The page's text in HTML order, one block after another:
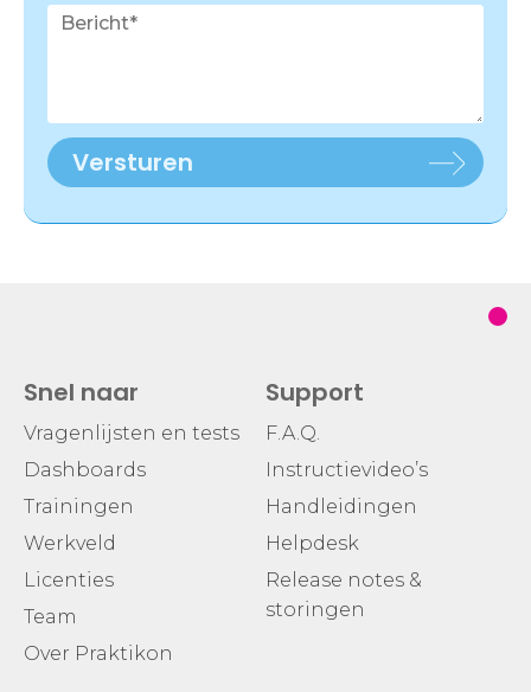
Versturen
Snel naar
Vragenlijsten en tests
Dashboards
Trainingen
Werkveld
Licenties
Team
Over Praktikon
Support
F.A.Q.
Instructievideo’s
Handleidingen
Helpdesk
Release notes &
storingen